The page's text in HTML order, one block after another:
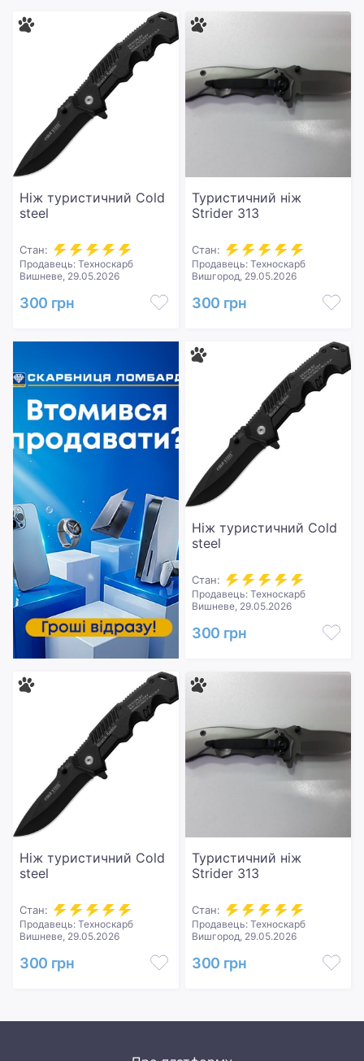
Ніж туристичний Cold
steel
Стан:
Продавець: Техноскарб
Вишневе, 29.05.2026
300 грн
Туристичний ніж
Strider 313
Стан:
Продавець: Техноскарб
Вишгород, 29.05.2026
300 грн
Ніж туристичний Cold
steel
Стан:
Продавець: Техноскарб
Вишневе, 29.05.2026
300 грн
Ніж туристичний Cold
steel
Стан:
Продавець: Техноскарб
Вишневе, 29.05.2026
300 грн
Туристичний ніж
Strider 313
Стан:
Продавець: Техноскарб
Вишгород, 29.05.2026
300 грн